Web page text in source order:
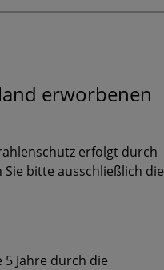
erworbenen
erfolgt durch
bitte ausschließlich die
Jahre durch die